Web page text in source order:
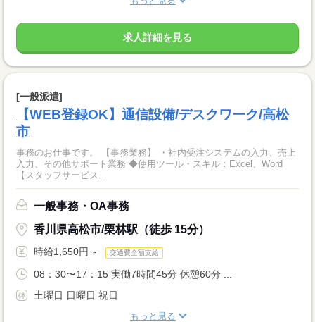
求人詳細を見る
[一般派遣]
【WEB登録OK】通信設備/デスクワーク/高松
市
事務のお仕事です。 【事務業務】 ・社内受注システムの入力、売上
入力、その他サポート業務 ◆使用ツール・スキル：Excel、Word
【スタッフサービス...
一般事務・OA事務
香川県高松市/栗林駅（徒歩 15分）
時給1,650円～ 交通費全額支給
08：30〜17：15 実働7時間45分 休憩60分 ...
土曜日 日曜日 祝日
もっと見る